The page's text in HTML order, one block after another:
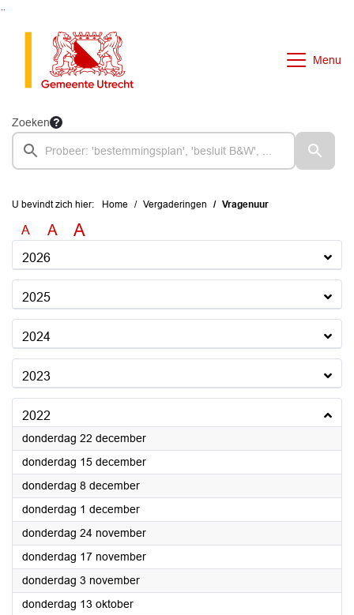
Menu
Zoeken
U bevindt zich hier: Home Vergaderingen Vragenuur
A A A
2026
2025
2024
2023
2022
donderdag 22 december2022
donderdag 15 december2022
donderdag 8 december2022
donderdag 1 december2022
donderdag 24 november2022
donderdag 17 november2022
donderdag 3 november2022
donderdag 13 oktober2022